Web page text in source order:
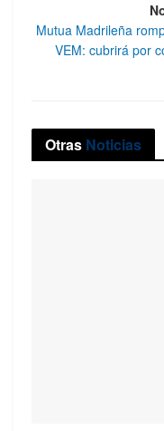
Mutua Madrileña
VEM: cubrirá por
Otras Noticias